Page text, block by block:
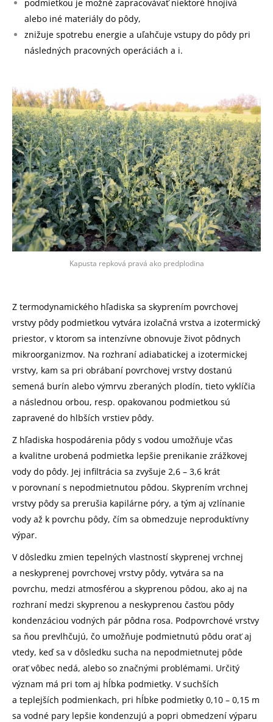
podmietkou je možné zapracovávať niektoré hnojivá
alebo iné materiály do pôdy,
znižuje spotrebu energie a uľahčuje vstupy do pôdy pri
následných pracovných operáciách a i.
Kapusta repková pravá ako predplodina
Z termodynamického hľadiska sa skyprením povrchovej
vrstvy pôdy podmietkou vytvára izolačná vrstva a izotermický
priestor, v ktorom sa intenzívne obnovuje život pôdnych
mikroorganizmov. Na rozhraní adiabatickej a izotermickej
vrstvy, kam sa pri obrábaní povrchovej vrstvy dostanú
semená burín alebo výmrvu zberaných plodín, tieto vyklíčia
a následnou orbou, resp. opakovanou podmietkou sú
zapravené do hlbších vrstiev pôdy.
Z hľadiska hospodárenia pôdy s vodou umožňuje včas
a kvalitne urobená podmietka lepšie prenikanie zrážkovej
vody do pôdy. Jej infiltrácia sa zvyšuje 2,6 – 3,6 krát
v porovnaní s nepodmietnutou pôdou. Skyprením vrchnej
vrstvy pôdy sa prerušia kapilárne póry, a tým aj vzlínanie
vody až k povrchu pôdy, čím sa obmedzuje neproduktívny
výpar.
V dôsledku zmien tepelných vlastností skyprenej vrchnej
a neskyprenej povrchovej vrstvy pôdy, vytvára sa na
povrchu, medzi atmosférou a skyprenou pôdou, ako aj na
rozhraní medzi skyprenou a neskyprenou časťou pôdy
kondenzáciou vodných pár pôdna rosa. Podpovrchové vrstvy
sa ňou prevlhčujú, čo umožňuje podmietnutú pôdu orať aj
vtedy, keď sa v dôsledku sucha na nepodmietnutej pôde
orať vôbec nedá, alebo so značnými problémami. Určitý
význam má pri tom aj hĺbka podmietky. V suchších
a teplejších podmienkach, pri hĺbke podmietky 0,10 – 0,15 m
sa vodné pary lepšie kondenzujú a popri obmedzení výparu